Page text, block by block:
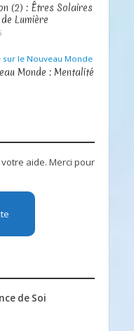
(2) : Êtres Solaires
Lumière
sur le Nouveau Monde
Monde : Mentalité
aide. Merci pour
de Soi